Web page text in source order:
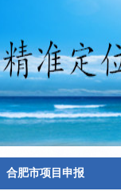
合肥市项目申报